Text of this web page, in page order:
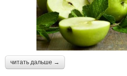
читать дальше →